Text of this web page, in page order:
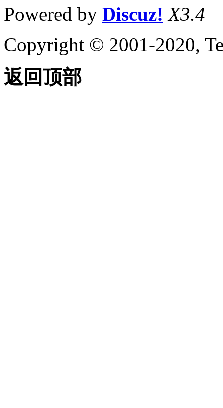
Powered by Discuz! X3.4
Copyright © 2001-2020,
返回顶部